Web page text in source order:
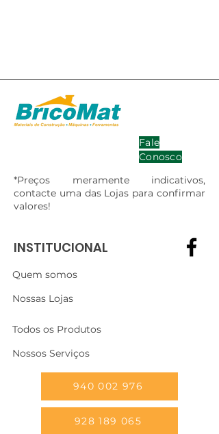
Fale
Conosco
*Preços meramente indicativos,
contacte uma das Lojas para confirmar
valores!
INSTITUCIONAL
Quem somos
Nossas Lojas
Todos os Produtos
Nossos Serviços
940 002 976
928 189 065